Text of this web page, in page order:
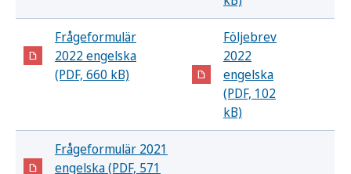
Frågeformulär
2022 engelska
(PDF, 660 kB)
Följebrev
2022
engelska
(PDF, 102
kB)
Frågeformulär 2021
engelska (PDF, 571